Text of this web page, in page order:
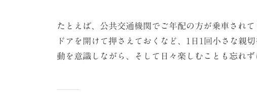
たとえば、公共交通機関でご年配の方が乗車され
ドアを開けて押さえておくなど、1日1回小さな親
動を意識しながら、そして日々楽しむことも忘れず